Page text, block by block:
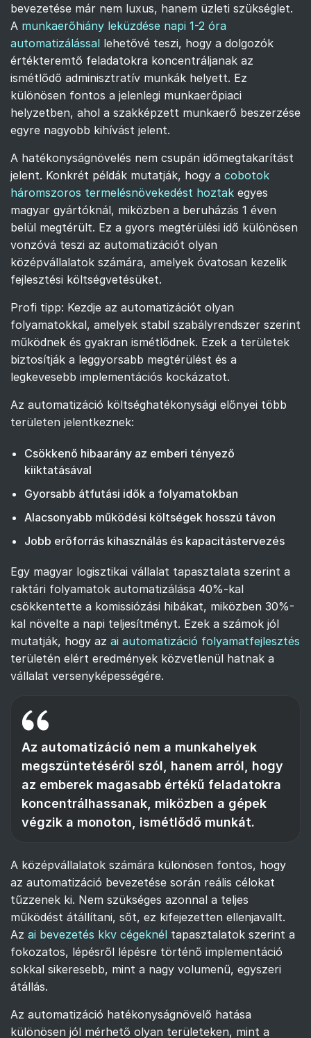
bevezetése már nem luxus, hanem üzleti szükséglet.
A munkaerőhiány leküzdése napi 1-2 óra
automatizálással lehetővé teszi, hogy a dolgozók
értékteremtő feladatokra koncentráljanak az
ismétlődő adminisztratív munkák helyett. Ez
különösen fontos a jelenlegi munkaerőpiaci
helyzetben, ahol a szakképzett munkaerő beszerzése
egyre nagyobb kihívást jelent.
A hatékonyságnövelés nem csupán időmegtakarítást
jelent. Konkrét példák mutatják, hogy a cobotok
háromszoros termelésnövekedést hoztak egyes
magyar gyártóknál, miközben a beruházás 1 éven
belül megtérült. Ez a gyors megtérülési idő különösen
vonzóvá teszi az automatizációt olyan
középvállalatok számára, amelyek óvatosan kezelik
fejlesztési költségvetésüket.
Profi tipp: Kezdje az automatizációt olyan
folyamatokkal, amelyek stabil szabályrendszer szerint
működnek és gyakran ismétlődnek. Ezek a területek
biztosítják a leggyorsabb megtérülést és a
legkevesebb implementációs kockázatot.
Az automatizáció költséghatékonysági előnyei több
területen jelentkeznek:
Csökkenő hibaarány az emberi tényező
kiiktatásával
Gyorsabb átfutási idők a folyamatokban
Alacsonyabb működési költségek hosszú távon
Jobb erőforrás kihasználás és kapacitástervezés
Egy magyar logisztikai vállalat tapasztalata szerint a
raktári folyamatok automatizálása 40%-kal
csökkentette a komissiózási hibákat, miközben 30%-
kal növelte a napi teljesítményt. Ezek a számok jól
mutatják, hogy az ai automatizáció folyamatfejlesztés
területén elért eredmények közvetlenül hatnak a
vállalat versenyképességére.
Az automatizáció nem a munkahelyek
megszüntetéséről szól, hanem arról, hogy
az emberek magasabb értékű feladatokra
koncentrálhassanak, miközben a gépek
végzik a monoton, ismétlődő munkát.
A középvállalatok számára különösen fontos, hogy
az automatizáció bevezetése során reális célokat
tűzzenek ki. Nem szükséges azonnal a teljes
működést átállítani, sőt, ez kifejezetten ellenjavallt.
Az ai bevezetés kkv cégeknél tapasztalatok szerint a
fokozatos, lépésről lépésre történő implementáció
sokkal sikeresebb, mint a nagy volumenű, egyszeri
átállás.
Az automatizáció hatékonyságnövelő hatása
különösen jól mérhető olyan területeken, mint a